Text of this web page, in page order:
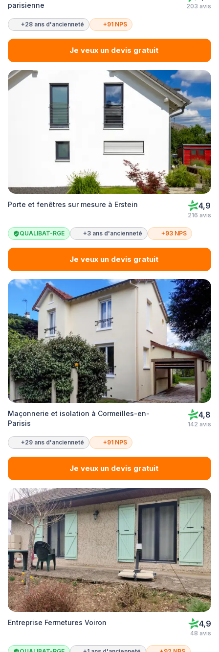
parisienne
203 avis
+28 ans d'ancienneté +91 NPS
Je veux un devis gratuit
Porte et fenêtres sur mesure à Erstein 4,9
216 avis
QUALIBAT-RGE +3 ans d'ancienneté +93 NPS
Je veux un devis gratuit
Maçonnerie et isolation à Cormeilles-en-
Parisis
4,8
142 avis
+29 ans d'ancienneté +91 NPS
Je veux un devis gratuit
Entreprise Fermetures Voiron 4,9
48 avis